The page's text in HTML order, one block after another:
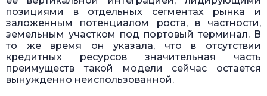
позициями в отдельных сегментах рынка и
заложенным потенциалом роста, в частности,
земельным участком под портовый терминал. В
то же время он указала, что в отсутствии
кредитных ресурсов значительная часть
преимуществ такой модели сейчас остается
вынужденно неиспользованной.